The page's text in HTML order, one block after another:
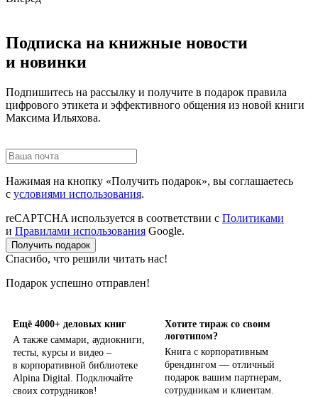
Подписка на книжные новости
и новинки
Подпишитесь на рассылку и получите в подарок правила
цифрового этикета и эффективного общения из новой книги
Максима Ильяхова.
Нажимая на кнопку «Получить подарок», вы соглашаетесь
с условиями использования.
reCAPTCHA используется в соответствии с Политиками
и Правилами использования Google.
Получить подарок
Спасибо, что решили читать нас!
Подарок успешно отправлен!
Ещё 4000+ деловых книг
А также саммари, аудиокниги,
тесты, курсы и видео –
в корпоративной библиотеке
Alpina Digital. Подключайте
своих сотрудников!
Хотите тираж со своим
логотипом?
Книга с корпоративным
брендингом — отличный
подарок вашим партнерам,
сотрудникам и клиентам.